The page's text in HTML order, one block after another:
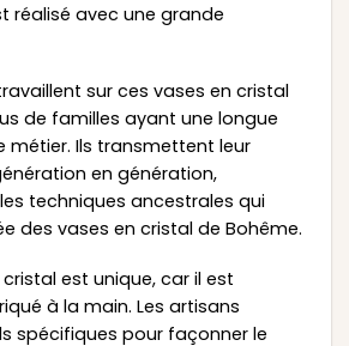
réalisé avec une grande
sur ces vases en cristal
de familles ayant une longue
métier. Ils transmettent leur
en génération,
techniques ancestrales qui
des vases en cristal de Bohême.
est unique, car il est
à la main. Les artisans
spécifiques pour façonner le